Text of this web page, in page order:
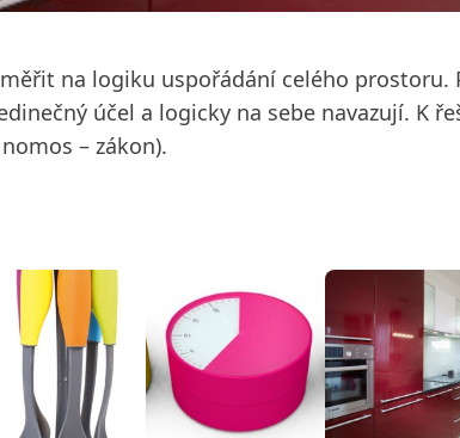
na logiku uspořádání celého
účel a logicky na sebe navazují. K
– zákon).